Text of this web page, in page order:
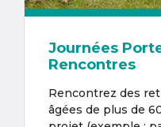
Journées
Rencontres
Rencontrez des
âgées de plus de